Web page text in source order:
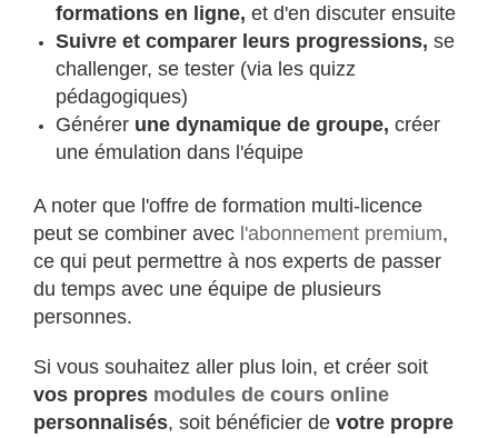
formations en ligne, et d'en discuter ensuite
Suivre et comparer leurs progressions, se
challenger, se tester (via les quizz
pédagogiques)
Générer une dynamique de groupe, créer
une émulation dans l'équipe
A noter que l'offre de formation multi-licence
peut se combiner avec l'abonnement premium,
ce qui peut permettre à nos experts de passer
du temps avec une équipe de plusieurs
personnes.
Si vous souhaitez aller plus loin, et créer soit
vos propres modules de cours online
personnalisés, soit bénéficier de votre propre